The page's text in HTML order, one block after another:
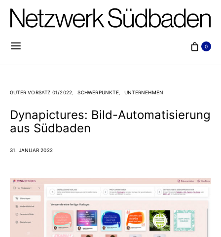
0
GUTER VORSATZ 01/2022 SCHWERPUNKTE UNTERNEHMEN
Dynapictures: Bild-Automatisierung
aus Südbaden
31. JANUAR 2022